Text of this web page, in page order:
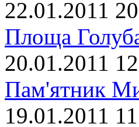
22.01.2011
Площа
20.01.2011
Пам'ятник
19.01.2011